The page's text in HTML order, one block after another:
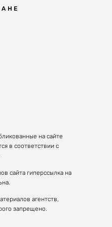
каббалы
музыка
современном мире
миру
на сайте
в соответствии с
сайта гиперссылка на
агентств,
запрещено.